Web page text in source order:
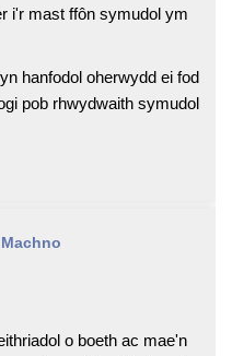
i'r mast ffôn symudol ym
hanfodol oherwydd ei fod
pob rhwydwaith symudol
o boeth ac mae'n